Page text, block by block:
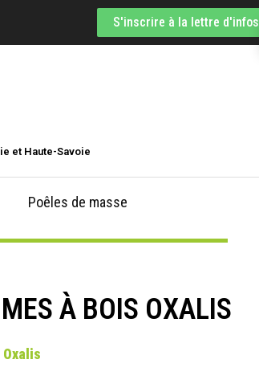
S'inscrire à la lettre d'infos
et Haute-Savoie
Poêles de masse
À BOIS OXALIS